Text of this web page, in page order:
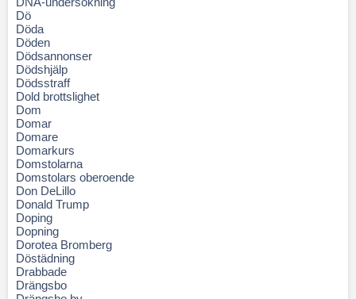
Dö
Döda
Döden
Dödsannonser
Dödshjälp
Dödsstraff
Dold brottslighet
Dom
Domar
Domare
Domarkurs
Domstolarna
Domstolars oberoende
Don DeLillo
Donald Trump
Doping
Dopning
Dorotea Bromberg
Döstädning
Drabbade
Drängsbo